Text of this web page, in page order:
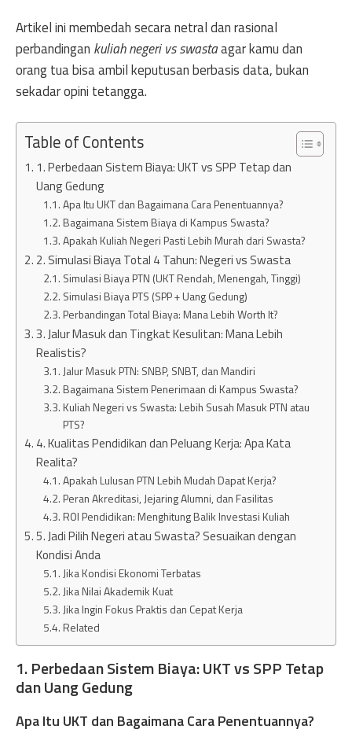
Artikel ini membedah secara netral dan rasional
perbandingan kuliah negeri vs swastaagar kamu dan
orang tua bisa ambil keputusan berbasis data, bukan
sekadar opini tetangga.
Table of Contents
1. Perbedaan Sistem Biaya: UKT vs SPP Tetap dan
Uang Gedung
Apa Itu UKT dan Bagaimana Cara Penentuannya?
Bagaimana Sistem Biaya di Kampus Swasta?
Apakah Kuliah Negeri Pasti Lebih Murah dari Swasta?
2. Simulasi Biaya Total 4 Tahun: Negeri vs Swasta
Simulasi Biaya PTN (UKT Rendah, Menengah, Tinggi)
Simulasi Biaya PTS (SPP + Uang Gedung)
Perbandingan Total Biaya: Mana Lebih Worth It?
3. Jalur Masuk dan Tingkat Kesulitan: Mana Lebih
Realistis?
Jalur Masuk PTN: SNBP, SNBT, dan Mandiri
Bagaimana Sistem Penerimaan di Kampus Swasta?
Kuliah Negeri vs Swasta: Lebih Susah Masuk PTN atau
PTS?
4. Kualitas Pendidikan dan Peluang Kerja: Apa Kata
Realita?
Apakah Lulusan PTN Lebih Mudah Dapat Kerja?
Peran Akreditasi, Jejaring Alumni, dan Fasilitas
ROI Pendidikan: Menghitung Balik Investasi Kuliah
5. Jadi Pilih Negeri atau Swasta? Sesuaikan dengan
Kondisi Anda
Jika Kondisi Ekonomi Terbatas
Jika Nilai Akademik Kuat
Jika Ingin Fokus Praktis dan Cepat Kerja
Related
1. Perbedaan Sistem Biaya: UKT vs SPP Tetap
dan Uang Gedung
Apa Itu UKT dan Bagaimana Cara Penentuannya?